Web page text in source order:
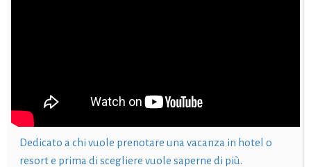
Dedicato a chi vuole prenotare una vacanza in hotel o
resort e prima di scegliere vuole saperne di più.